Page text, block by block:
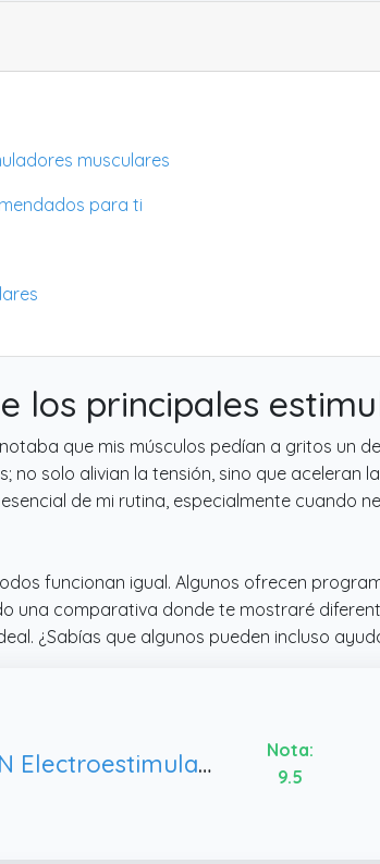
musculares
para ti
los principales
que mis músculos pedían a gritos un
no solo alivian la tensión, sino que aceleran
de mi rutina, especialmente cuando
funcionan igual. Algunos ofrecen
una comparativa donde te mostraré
¿Sabías que algunos pueden incluso
KANGLANKAN Electroestimulador Abdominal -EMS Cinturón de Entrenamiento para Hombres Y Mujeres 8 Modos Y 30 Intensidades Estimulador Muscular Abdominal para Casa Oficina Y Gimnasio
Nota:
9.5